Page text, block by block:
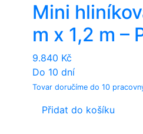
Mini
m x 1,2 m –
9.840 Kč
Do 10 dní
Tovar doručíme do 10
Přidat do košíku